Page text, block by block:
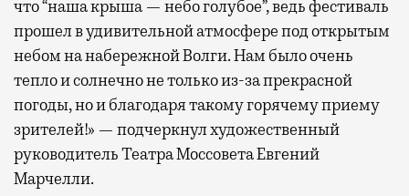
что “наша крыша — небо голубое”, ведь фестиваль
прошел в удивительной атмосфере под открытым
небом на набережной Волги. Нам было очень
тепло и солнечно не только из-за прекрасной
погоды, но и благодаря такому горячему приему
зрителей!» — подчеркнул художественный
руководитель Театра Моссовета Евгений
Марчелли.